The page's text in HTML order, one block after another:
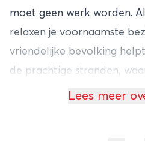
moet geen werk worden.
relaxen je voornaamste
vriendelijke bevolking
de prachtige stranden,
hangmat vrij is. Mocht je
Lees meer